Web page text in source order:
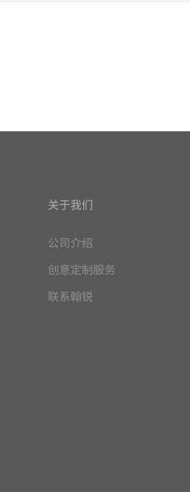
关于我们
公司介绍
创意定制服务
联系翰锐